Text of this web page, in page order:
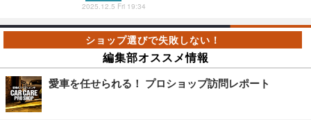
2025.12.5 Fri 19:34
編集部オススメ情報
愛車を任せられる！ プロショップ訪問レポート